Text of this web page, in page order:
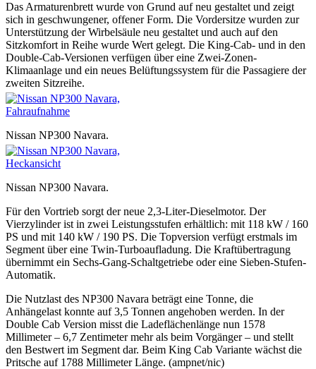
Das Armaturenbrett wurde von Grund auf neu gestaltet und zeigt
sich in geschwungener, offener Form. Die Vordersitze wurden zur
Unterstützung der Wirbelsäule neu gestaltet und auch auf den
Sitzkomfort in Reihe wurde Wert gelegt. Die King-Cab- und in den
Double-Cab-Versionen verfügen über eine Zwei-Zonen-
Klimaanlage und ein neues Belüftungssystem für die Passagiere der
zweiten Sitzreihe.
Nissan NP300 Navara.
Nissan NP300 Navara.
Für den Vortrieb sorgt der neue 2,3-Liter-Dieselmotor. Der
Vierzylinder ist in zwei Leistungsstufen erhältlich: mit 118 kW / 160
PS und mit 140 kW / 190 PS. Die Topversion verfügt erstmals im
Segment über eine Twin-Turboaufladung. Die Kraftübertragung
übernimmt ein Sechs-Gang-Schaltgetriebe oder eine Sieben-Stufen-
Automatik.
Die Nutzlast des NP300 Navara beträgt eine Tonne, die
Anhängelast konnte auf 3,5 Tonnen angehoben werden. In der
Double Cab Version misst die Ladeflächenlänge nun 1578
Millimeter – 6,7 Zentimeter mehr als beim Vorgänger – und stellt
den Bestwert im Segment dar. Beim King Cab Variante wächst die
Pritsche auf 1788 Millimeter Länge. (ampnet/nic)